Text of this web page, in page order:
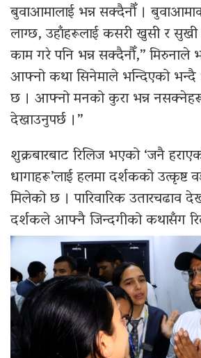
बुवाआमालाई भन्न सक्दैनौँ ।
लाग्छ, उहाँहरूलाई कसरी खुसी र सुखी
काम गरे पनि भन्न सक्दैनौँ,”
आफ्नो कथा सिनेमाले भन्दिएको
छ । आफ्नो मनको कुरा भन्न
देखाउनुपर्छ ।”
शुक्रबारबाट रिलिज भएको ‘जनै
धागाहरू’लाई हलमा दर्शकको उत्कृष्ट
मिलेको छ । पारिवारिक उतारचढाव
दर्शकले आफ्नै जिन्दगीको कथासँग